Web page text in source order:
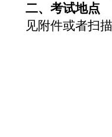
二、 考试地点
见附件或者扫